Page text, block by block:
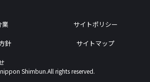
Shimbun.All rights reserved.
業 サイトポリシー
針 サイトマップ